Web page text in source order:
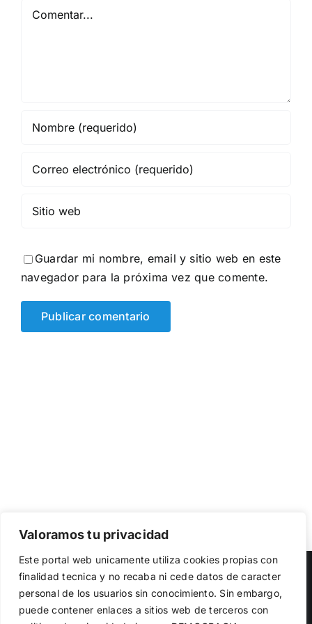
Valoramos tu privacidad
Este portal web unicamente utiliza cookies propias con
finalidad tecnica y no recaba ni cede datos de caracter
personal de los usuarios sin conocimiento. Sin embargo,
puede contener enlaces a sitios web de terceros con
Guardar mi nombre, email y sitio web en este
navegador para la próxima vez que comente.
Copyright 2023 | Democracia Nacional | All Rights Reserved
Facebook
TwitterInstagram
el funcionamiento de la web, medir su uso y mejorar
nuestros servicios. Puede aceptar todas las cookies,
rechazar las no necesarias o configurar sus preferencias.
Política de cookies